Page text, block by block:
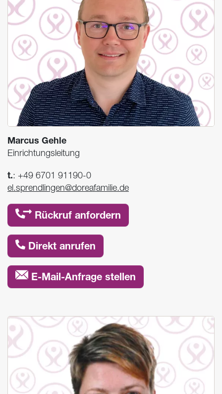
Marcus Gehle
Einrichtungsleitung
t.: +49 6701 91190-0
el.sprendlingen@doreafamilie.de
Rückruf anfordern
Direkt anrufen
E-Mail-Anfrage stellen